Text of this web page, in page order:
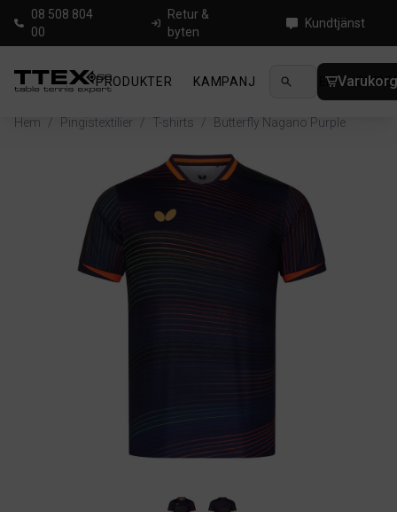
08 508 804
00
Retur &
byten
Kundtjänst
PRODUKTER KAMPANJ NYHETER
Hem / Pingistextilier / T-shirts / Butterfly Nagano Purple